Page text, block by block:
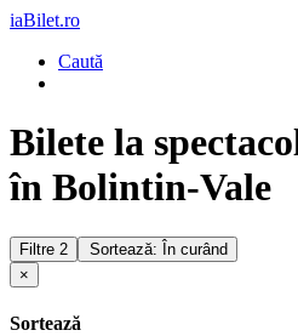
iaBilet.ro
Caută
Bilete la
în Bolintin-Vale
Filtre 2
Sortează: În curând
×
Sortează